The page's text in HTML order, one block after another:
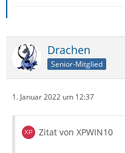
Drachen
Senior-Mitglied
1. Januar 2022 um 12:37
Zitat von XPWIN10